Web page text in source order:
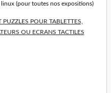
(pour toutes nos expositions)
PUZZLES POUR TABLETTES,
OU ECRANS TACTILES